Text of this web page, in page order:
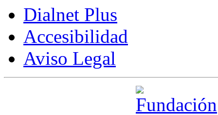
Dialnet Plus
Accesibilidad
Aviso Legal